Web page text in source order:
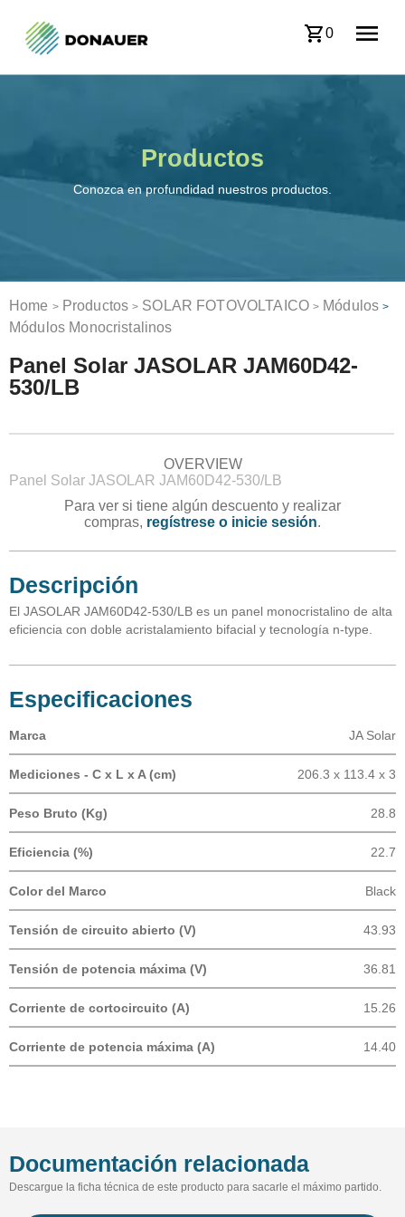
0
Productos
Conozca en profundidad nuestros productos.
Home > Productos > SOLAR FOTOVOLTAICO > Módulos >
Módulos Monocristalinos
Panel Solar JASOLAR JAM60D42-
530/LB
OVERVIEW
Panel Solar JASOLAR JAM60D42-530/LB
Para ver si tiene algún descuento y realizar
compras, regístrese o inicie sesión.
Descripción
El JASOLAR JAM60D42-530/LB es un panel monocristalino de alta
eficiencia con doble acristalamiento bifacial y tecnología n-type.
Especificaciones
Marca JA Solar
Mediciones - C x L x A (cm) 206.3 x 113.4 x 3
Peso Bruto (Kg) 28.8
Eficiencia (%) 22.7
Color del Marco Black
Tensión de circuito abierto (V) 43.93
Tensión de potencia máxima (V) 36.81
Corriente de cortocircuito (A) 15.26
Corriente de potencia máxima (A) 14.40
Documentación relacionada
Descargue la ficha técnica de este producto para sacarle el máximo partido.